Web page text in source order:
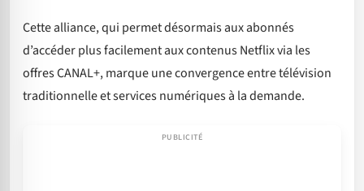
Cette alliance, qui permet désormais aux abonnés
d’accéder plus facilement aux contenus Netflix via les
offres CANAL+, marque une convergence entre télévision
traditionnelle et services numériques à la demande.